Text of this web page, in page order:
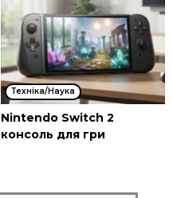
Техніка/Наука
Nintendo Switch 2
консоль для гри